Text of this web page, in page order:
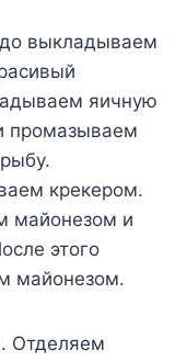
выкладываем
яичную
промазываем
крекером.
майонезом и
этого
майонезом.
Отделяем